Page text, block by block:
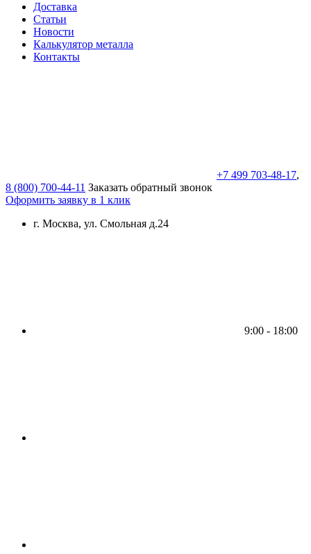
Доставка
Статьи
Новости
Калькулятор металла
Контакты
+7 499 703-48-17,
8 (800) 700-44-11 Заказать обратный звонок
Оформить заявку в 1 клик
г. Москва, ул. Смольная д.24
9:00 - 18:00